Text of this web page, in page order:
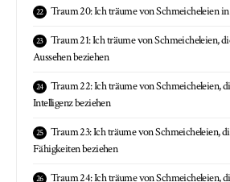
Traum 20: Ich träume von Schmeicheleien
Traum 21: Ich träume von Schmeicheleien,
Aussehen beziehen
Traum 22: Ich träume von Schmeicheleien,
Intelligenz beziehen
Traum 23: Ich träume von Schmeicheleien,
Fähigkeiten beziehen
Traum 24: Ich träume von Schmeicheleien,